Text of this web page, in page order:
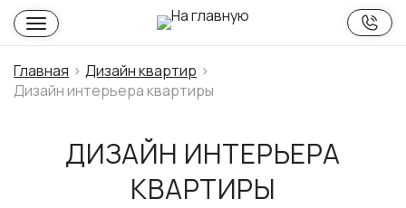
Главная
Дизайн квартир
Дизайн интерьера квартиры
ДИЗАЙН ИНТЕРЬЕРА
КВАРТИРЫ